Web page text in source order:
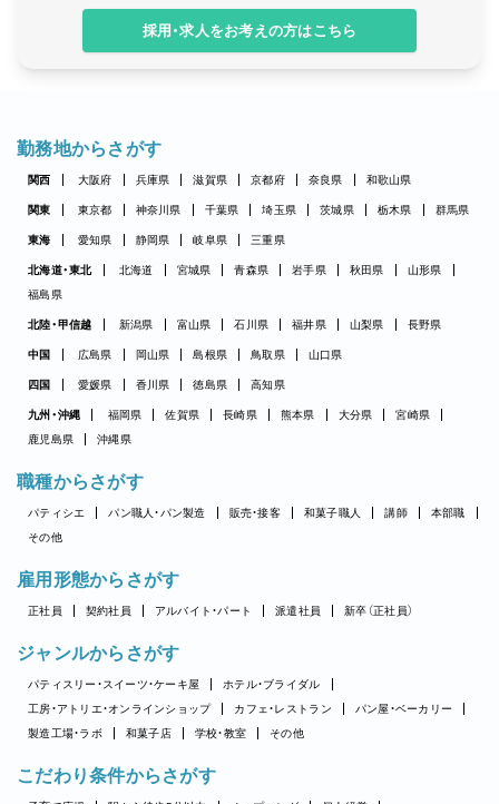
採用・求人をお考えの方はこちら
勤務地からさがす
関西 大阪府 兵庫県 滋賀県 京都府 奈良県 和歌山県
関東 東京都 神奈川県 千葉県 埼玉県 茨城県 栃木県 群馬県
東海 愛知県 静岡県 岐阜県 三重県
北海道・東北 北海道 宮城県 青森県 岩手県 秋田県
山形県
福島県
北陸・甲信越 新潟県 富山県 石川県 福井県 山梨県 長野県
中国 広島県 岡山県 島根県 鳥取県 山口県
四国 愛媛県 香川県 徳島県 高知県
九州・沖縄 福岡県 佐賀県 長崎県 熊本県 大分県
宮崎県
鹿児島県
沖縄県
職種からさがす
パティシエ パン職人・パン製造 販売・接客 和菓子職人 講師
本部職
その他
雇用形態からさがす
正社員 契約社員 アルバイト・パート 派遣社員 新卒（正社員）
ジャンルからさがす
パティスリー・スイーツ・ケーキ屋
ホテル・ブライダル
工房・アトリエ・オンラインショップ
カフェ・レストラン
パン屋・ベーカリー
製造工場・ラボ
和菓子店 学校・教室 その他
こだわり条件からさがす